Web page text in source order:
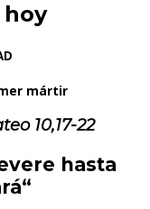
hoy
mártir
10,17-22
hasta
“